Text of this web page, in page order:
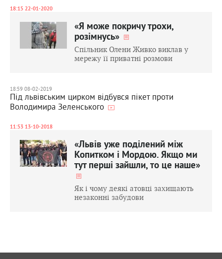
18:15 22-01-2020
«Я може покричу трохи,
розімнусь»
Спільник Олени Живко виклав у
мережу її приватні розмови
18:59 08-02-2019
Під львівським цирком відбувся пікет проти
Володимира Зеленського
11:53 13-10-2018
«Львів уже поділений між
Копитком і Мордою. Якщо ми
тут перші зайшли, то це наше»
Як і чому деякі атовці захищають
незаконні забудови